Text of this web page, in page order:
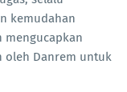
kemudahan
mengucapkan
oleh Danrem untuk